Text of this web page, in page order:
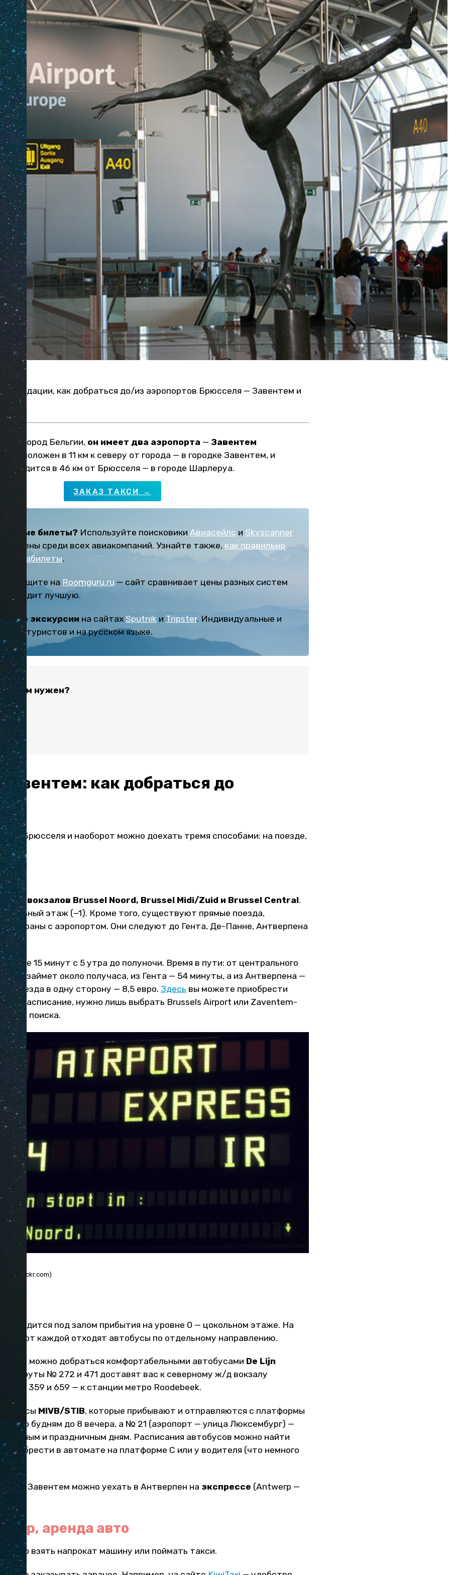
как добраться до/из аэропортов Брюсселя — Завентем и
город Бельгии, он имеет два аэропорта — Завентем
расположен в 11 км к северу от города — в городке Завентем, и
находится в 46 км от Брюсселя — в городе Шарлеруа.
ЗАКАЗ ТАКСИ →
билеты? Используйте поисковикиАвиасейлс иSkyscanner
цены среди всех авиакомпаний. Узнайте также, как правильно
авиабилеты.
ищите на Roomguru.ru — сайт сравнивает цены разных систем
находит лучшую.
экскурсии на сайтахSputnik и Tripster. Индивидуальные и
толп туристов и на русском языке.
вам нужен?
как добраться до
из Брюсселя и наоборот можно доехать тремя способами: на поезде,
от вокзалов Brussel Noord, Brussel Midi/Zuid и Brussel Central.
этаж (−1). Кроме того, существуют прямые поезда,
страны с аэропортом. Они следуют до Гента, Де-Панне, Антверпена
15 минут с 5 утра до полуночи. Время в пути: от центрального
путь займет около получаса, из Гента — 54 минуты, а из Антверпена —
проезда в одну сторону — 8,5 евро. Здесь вы можете приобрести
расписание, нужно лишь выбрать Brussels Airport или Zaventem-
поиска.
/ flickr.com)
находится под залом прибытия на уровне 0 — цокольном этаже. На
от каждой отходят автобусы по отдельному направлению.
можно добраться комфортабельными автобусами De Lijn
№ 272 и 471 доставят вас к северному ж/д вокзалу
№ 359 и 659 — к станции метро Roodebeek.
MIVB/STIB, которые прибывают и отправляются с платформы
по будням до 8 вечера, а № 21 (аэропорт — улица Люксембург) —
и праздничным дням. Расписания автобусов можно найти
в автомате на платформе С или у водителя (что немного
Завентем можно уехать в Антверпен на экспрессе (Antwerp —
аренда авто
взять напрокат машину или поймать такси.